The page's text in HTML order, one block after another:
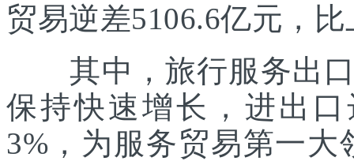
贸易逆差5106.6亿元，
其中，旅行服务出口
保持快速增长，进出口
3%，为服务贸易第一